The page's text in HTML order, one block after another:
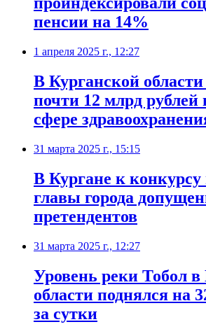
пенсии на 14%
1 апреля 2025 г., 12:27
В Курганской
почти 12 млрд
сфере
31 марта 2025 г., 15:15
В Кургане к конкурсу
главы города
претендентов
31 марта 2025 г., 12:27
Уровень реки Тобол в
области поднялся на
за сутки